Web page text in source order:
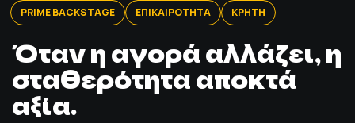
ΠΟΔΟΣΦΑΙΡΟ
ΑΛΛΑ ΣΠΟΡ
PRIME ZONE
PRIME BACKSTAGE ΕΠΙΚΑΙΡΟΤΗΤΑ ΚΡΗΤΗ
Όταν η αγορά αλλάζει, η
σταθερότητα αποκτά
αξία.